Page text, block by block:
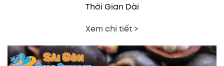
Thời Gian Dài
Xem chi tiết >